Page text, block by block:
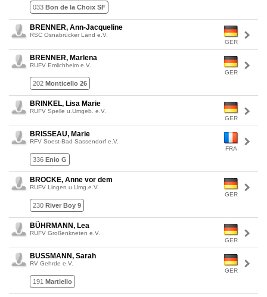
033 Bon de la Choix SF
GER
BRENNER, Ann-Jacqueline
RSC Osnabrücker Land e.V.
GER
BRENNER, Marlena
RUFV Emlichheim e.V.
202 Monticello 26
GER
BRINKEL, Lisa Marie
RUFV Spelle u.Umgeb. e.V.
FRA
BRISSEAU, Marie
RFV Soest-Bad Sassendorf e.V.
336 Enio G
GER
BROCKE, Anne vor dem
RUFV Lingen u.Umg.e.V.
230 River Boy 9
GER
BÜHRMANN, Lea
RUFV Großenkneten e.V.
GER
BUSSMANN, Sarah
RV Gehrde e.V.
191 Martiello